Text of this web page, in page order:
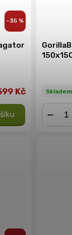
–35 %
Kč Skladem